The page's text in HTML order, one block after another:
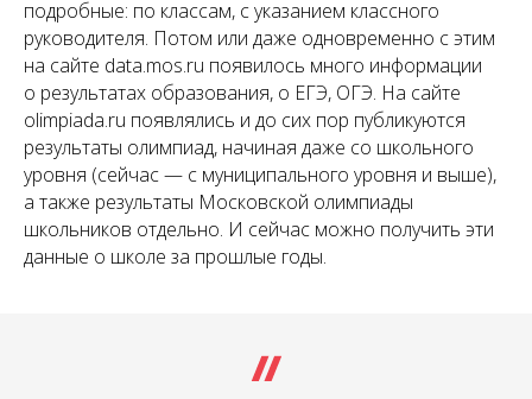
подробные: по классам, с указанием классного
руководителя. Потом или даже одновременно с этим
на сайте data.mos.ru появилось много информации
о результатах образования, о ЕГЭ, ОГЭ. На сайте
оlimpiada.ru появлялись и до сих пор публикуются
результаты олимпиад, начиная даже со школьного
уровня (сейчас — с муниципального уровня и выше),
а также результаты Московской олимпиады
школьников отдельно. И сейчас можно получить эти
данные о школе за прошлые годы.